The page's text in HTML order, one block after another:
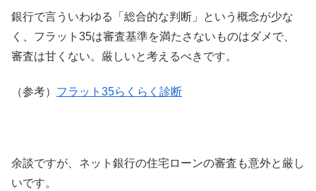
銀行で言ういわゆる「総合的な判断」という概念が少な
く、フラット35は審査基準を満たさないものはダメで、
審査は甘くない。厳しいと考えるべきです。
（参考） フラット35らくらく診断
余談ですが、ネット銀行の住宅ローンの審査も意外と厳し
いです。